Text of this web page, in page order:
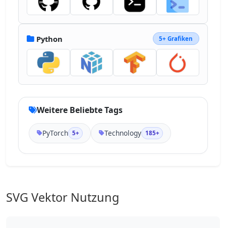
Python 5+ Grafiken
Weitere Beliebte Tags
PyTorch 5+ Technology 185+
SVG Vektor Nutzung